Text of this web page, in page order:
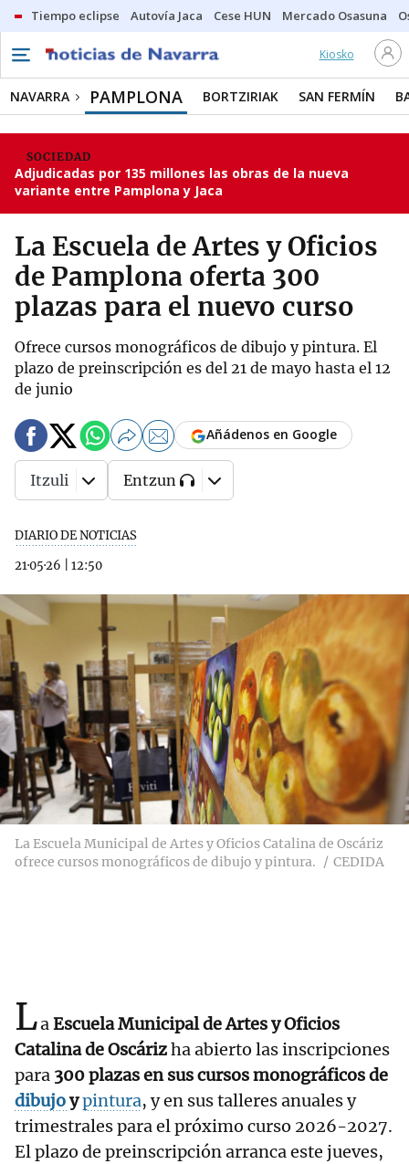
Tiempo eclipse Autovía Jaca Cese HUN Mercado Osasuna
Kiosko
NAVARRA PAMPLONA BORTZIRIAK SAN FERMÍN
SOCIEDAD
Adjudicadas por 135 millones las obras de la nueva
variante entre Pamplona y Jaca
La Escuela de Artes y Oficios
de Pamplona oferta 300
plazas para el nuevo curso
Ofrece cursos monográficos de dibujo y pintura. El
plazo de preinscripción es del 21 de mayo hasta el 12
de junio
DIARIO DE NOTICIAS
21·05·26
12:50
Añádenos en Google
Itzuli Entzun
La Escuela Municipal de Artes y Oficios Catalina de Oscáriz
ofrece cursos monográficos de dibujo y pintura.
CEDIDA
LaEscuela Municipal de Artes y Oficios
Catalina de Oscárizha abierto las inscripciones
para 300 plazas en sus cursos monográficos de
dibujoypintura, y en sus talleres anuales y
trimestrales para el próximo curso 2026-2027.
El plazo de preinscripción arranca este jueves,